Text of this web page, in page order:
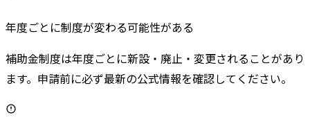
年度ごとに制度が変わる可能性がある
補助金制度は年度ごとに新設・廃止・変更されることがあり
ます。申請前に必ず最新の公式情報を確認してください。